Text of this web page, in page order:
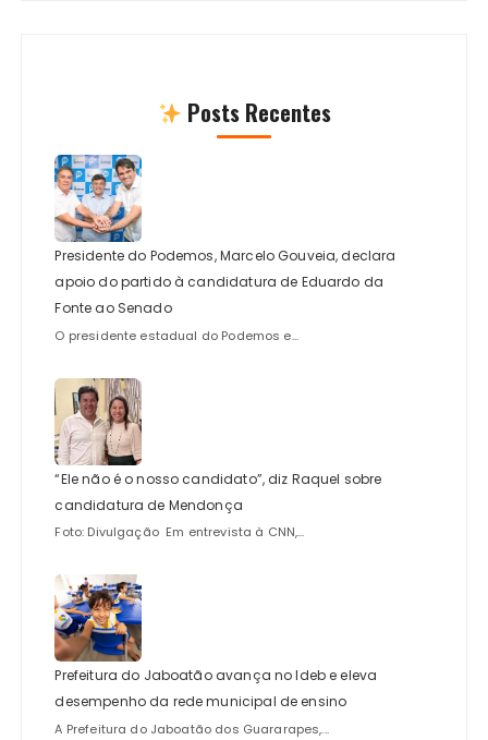
Posts Recentes
Presidente do Podemos, Marcelo Gouveia, declara
apoio do partido à candidatura de Eduardo da
Fonte ao Senado
O presidente estadual do Podemos e...
“Ele não é o nosso candidato”, diz Raquel sobre
candidatura de Mendonça
Foto: Divulgação Em entrevista à CNN,...
Prefeitura do Jaboatão avança no Ideb e eleva
desempenho da rede municipal de ensino
A Prefeitura do Jaboatão dos Guararapes,...